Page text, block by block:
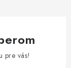
pre vás!